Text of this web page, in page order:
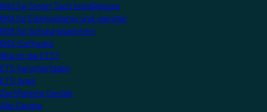
KNX für Smart Tech Installateure
KNX für Elektroplaner und -berater
KNX für Schulungszentren
KNX-Software
Was ist die ETS?
ETS herunterladen
ETS Apps
Zertifizierte Geräte
Alle Geräte